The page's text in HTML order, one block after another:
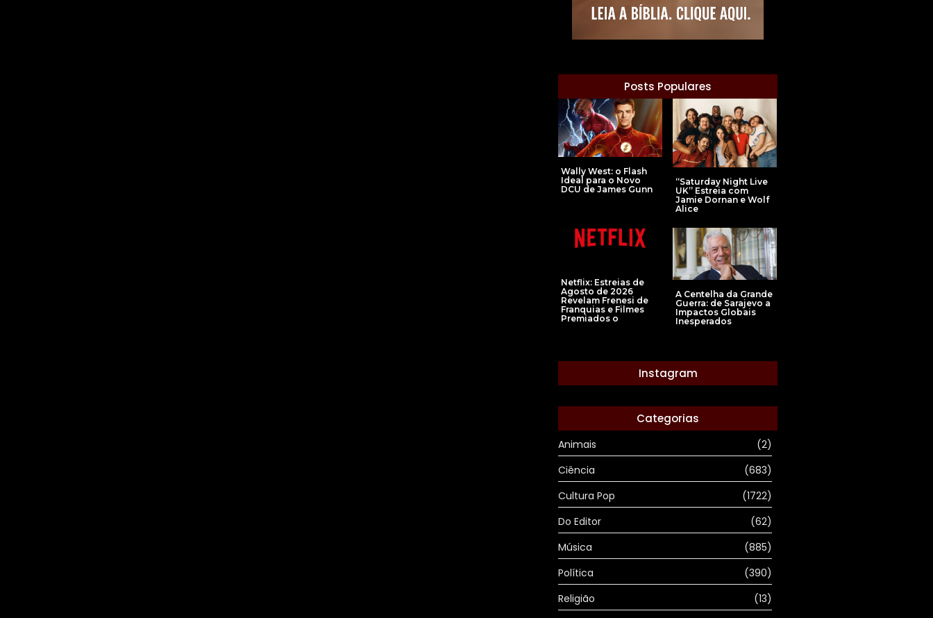
Posts Populares
Wally West: o Flash
Ideal para o Novo
DCU de James Gunn
“Saturday Night Live
UK” Estreia com
Jamie Dornan e Wolf
Alice
Netflix: Estreias de
Agosto de 2026
Revelam Frenesi de
Franquias e Filmes
Premiados o
A Centelha da Grande
Guerra: de Sarajevo a
Impactos Globais
Inesperados
Instagram
Categorias
Animais
(2)
Ciência
(683)
Cultura Pop
(1722)
Do Editor
(62)
Música
(885)
Política
(390)
Religião
(13)